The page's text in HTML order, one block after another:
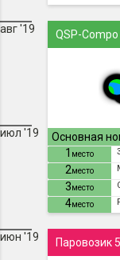
авг '19
июл '19
июн '19
QSP-
Основная
1 место
2место
3место
4место
Паровозик